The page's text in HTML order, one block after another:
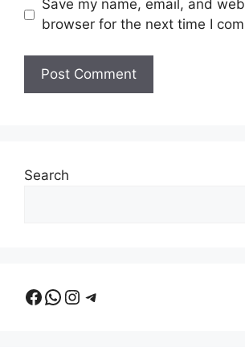
Save my name, email, and
browser for the next time I
Search
Facebook
WhatsApp
Instagram
Telegram